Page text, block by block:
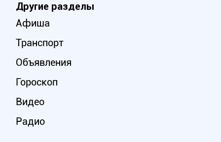
Другие разделы
Афиша
Транспорт
Объявления
Гороскоп
Видео
Радио